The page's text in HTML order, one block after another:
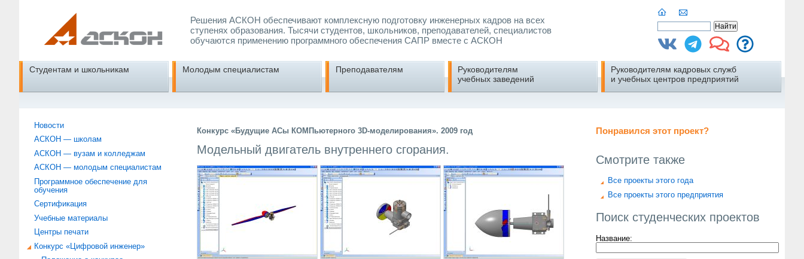
Решения АСКОН обеспечивают комплексную подготовку инженерных кадров на всех
ступенях образования. Тысячи студентов, школьников, преподавателей, специалистов
обучаются применению программного обеспечения САПР вместе с АСКОН
Студентам и школьникам Молодым специалистам Преподавателям
Руководителям
учебных заведений
Руководителям кадровых служб
и учебных центров предприятий
Новости
АСКОН — школам
АСКОН — вузам и колледжам
АСКОН — молодым специалистам
Программное обеспечение для
обучения
Сертификация
Учебные материалы
Центры печати
Конкурс «Цифровой инженер»
Понравился этот проект?
Смотрите также
Все проекты этого года
Все проекты этого предприятия
Поиск студенческих проектов
Название:
Конкурс «Будущие АСы КОМПьютерного 3D-моделирования». 2009 год
Модельный двигатель внутреннего сгорания.